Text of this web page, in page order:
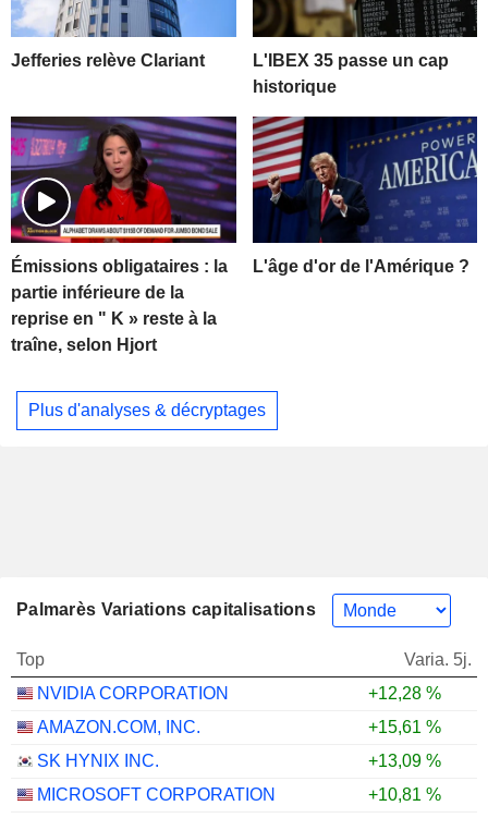
Jefferies relève Clariant
L'IBEX 35 passe un cap
historique
Émissions obligataires : la
partie inférieure de la
reprise en " K » reste à la
traîne, selon Hjort
L'âge d'or de l'Amérique ?
Plus d'analyses & décryptages
Palmarès Variations capitalisations
Top
Varia. 5j.
NVIDIA CORPORATION
+12,28 %
AMAZON.COM, INC.
+15,61 %
SK HYNIX INC.
+13,09 %
MICROSOFT CORPORATION
+10,81 %